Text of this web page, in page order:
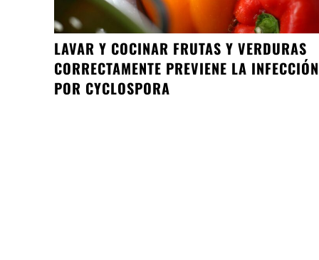
LAVAR Y COCINAR FRUTAS Y VERDURAS
CORRECTAMENTE PREVIENE LA INFECCIÓN
POR CYCLOSPORA